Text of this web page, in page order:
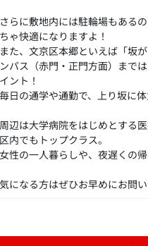
さらに敷地内には駐輪場もある
ちゃ快適になりますよ！
また、文京区本郷といえば「坂
ンパス（赤門・正門方面）まで
イント！
毎日の通学や通勤で、上り坂に
周辺は大学病院をはじめとする
区内でもトップクラス。
女性の一人暮らしや、夜遅くの
気になる方はぜひお早めにお問